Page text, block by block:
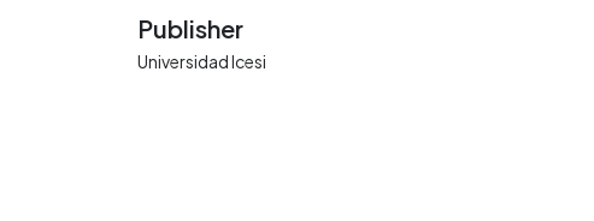
Publisher
Universidad Icesi